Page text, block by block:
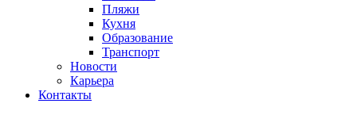
Пляжи
Кухня
Образование
Транспорт
Новости
Карьера
Контакты